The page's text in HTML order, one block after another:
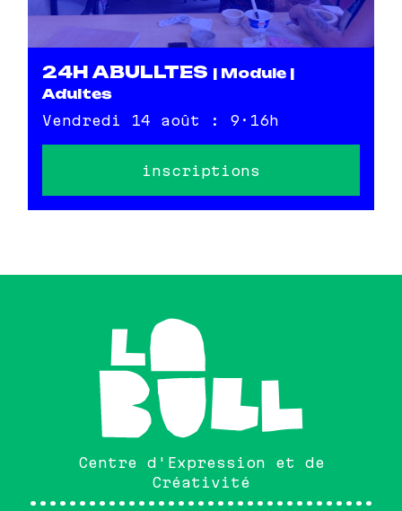
24H ABULLTES | Module |
Adultes
Vendredi 14 août : 9·16h
inscriptions
Centre d'Expression et de
Créativité